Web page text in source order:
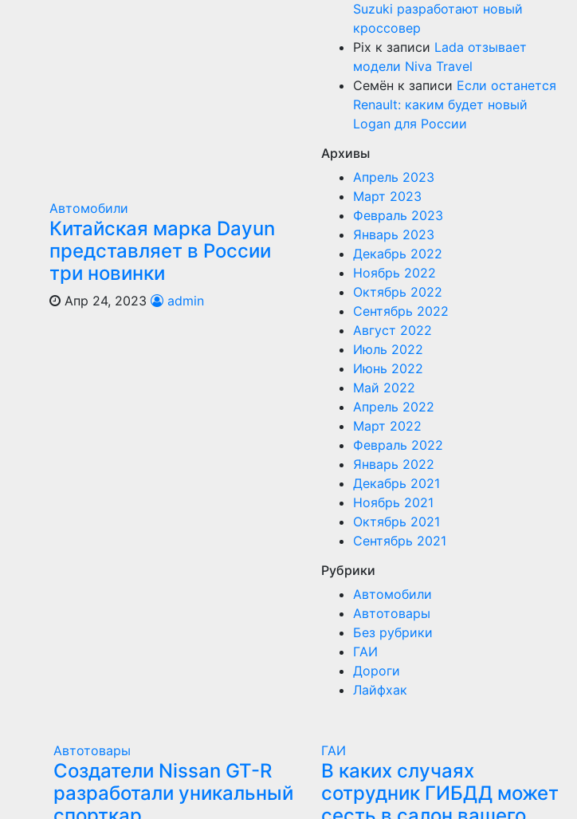
Автомобили
Китайская марка Dayun
представляет в России
три новинки
Апр 24, 2023 admin
Suzuki разработают новый
кроссовер
Pix к записи Lada отзывает
модели Niva Travel
Семён к записи Если останется
Renault: каким будет новый
Logan для России
Архивы
Апрель 2023
Март 2023
Февраль 2023
Январь 2023
Декабрь 2022
Ноябрь 2022
Октябрь 2022
Сентябрь 2022
Август 2022
Июль 2022
Июнь 2022
Май 2022
Апрель 2022
Март 2022
Февраль 2022
Январь 2022
Декабрь 2021
Ноябрь 2021
Октябрь 2021
Сентябрь 2021
Рубрики
Автомобили
Автотовары
Без рубрики
ГАИ
Дороги
Лайфхак
Автотовары
Создатели Nissan GT-R
разработали уникальный
ГАИ
В каких случаях
сотрудник ГИБДД может